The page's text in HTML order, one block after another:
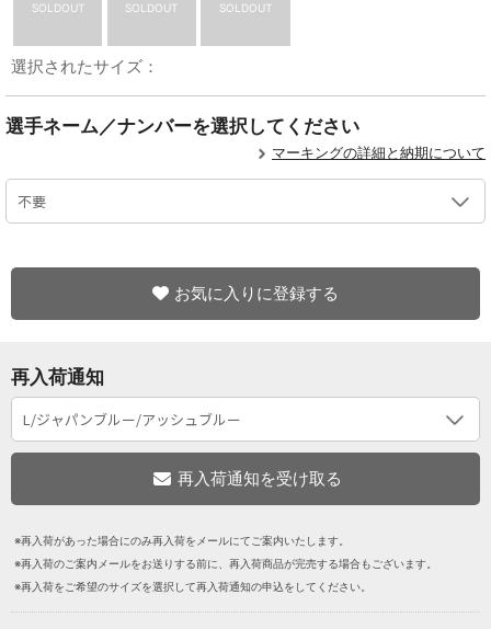
SOLDOUT SOLDOUT SOLDOUT
選択されたサイズ：
選手ネーム／ナンバーを選択してください
マーキングの詳細と納期について
お気に入りに登録する
再入荷通知
※再入荷があった場合にのみ再入荷をメールにてご案内いたします。
※再入荷のご案内メールをお送りする前に、再入荷商品が完売する場合もございます。
※再入荷をご希望のサイズを選択して再入荷通知の申込をしてください。